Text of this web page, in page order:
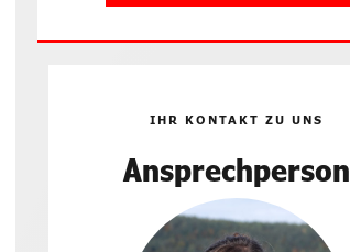
IHR KONTAKT ZU UNS
Ansprechperson